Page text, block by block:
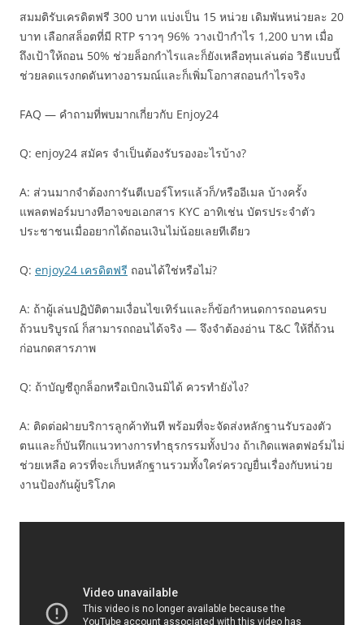
สมมติรับเครดิตฟรี 300 บาท แบ่งเป็น 15 หน่วย เดิมพันหน่วยละ 20
บาท เลือกสล็อตที่มี RTP ราวๆ 96% วางเป้ากำไร 1,200 บาท เมื่อ
ถึงเป้าให้ถอน 50% ช่วยล็อกกำไรและก็ยังเหลือทุนเล่นต่อ วิธีแบบนี้
ช่วยลดแรงกดดันทางอารมณ์และก็เพิ่มโอกาสถอนกำไรจริง
FAQ — คำถามที่พบมากเกี่ยวกับ Enjoy24
Q: enjoy24 สมัคร จำเป็นต้องรับรองอะไรบ้าง?
A: ส่วนมากจำต้องการันตีเบอร์โทรแล้วก็/หรืออีเมล บ้างครั้ง
แพลตฟอร์มบางทีอาจขอเอกสาร KYC อาทิเช่น บัตรประจำตัว
ประชาชนเมื่ออยากได้ถอนเงินไม่น้อยเลยทีเดียว
Q: enjoy24 เครดิตฟรี ถอนได้ใช่หรือไม่?
A: ถ้าผู้เล่นปฏิบัติตามเงื่อนไขเทิร์นและก็ข้อกำหนดการถอนครบ
ถ้วนบริบูรณ์ ก็สามารถถอนได้จริง — จึงจำต้องอ่าน T&C ให้ถี่ถ้วน
ก่อนกดสารภาพ
Q: ถ้าบัญชีถูกล็อกหรือเบิกเงินมิได้ ควรทำยังไง?
A: ติดต่อฝ่ายบริการลูกค้าทันที พร้อมที่จะจัดส่งหลักฐานรับรองตัว
ตนและก็บันทึกแนวทางการทำธุรกรรมทั้งปวง ถ้าเกิดแพลตฟอร์มไม่
ช่วยเหลือ ควรที่จะเก็บหลักฐานรวมทั้งใคร่ครวญยื่นเรื่องกับหน่วย
งานป้องกันผู้บริโภค